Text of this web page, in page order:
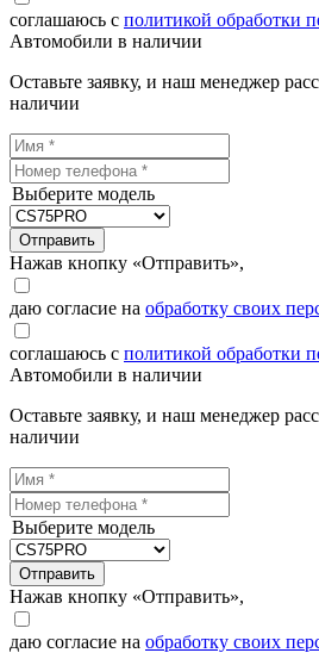
соглашаюсь с политикой обработки
Автомобили в наличии
Оставьте заявку, и наш менеджер
наличии
Выберите модель
Отправить
Нажав кнопку «Отправить»,
даю согласие на обработку своих
соглашаюсь с политикой обработки
Автомобили в наличии
Оставьте заявку, и наш менеджер
наличии
Выберите модель
Отправить
Нажав кнопку «Отправить»,
даю согласие на обработку своих